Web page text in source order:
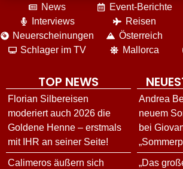
News
Interviews
Neuerscheinungen
Schlager im TV
Event-Berichte
Reisen
Österreich
Mallorca
TOP NEWS
Florian Silbereisen
moderiert auch 2026 die
Goldene Henne – erstmals
mit IHR an seiner Seite!
Calimeros äußern sich
Andrea
neuem
bei
„Das